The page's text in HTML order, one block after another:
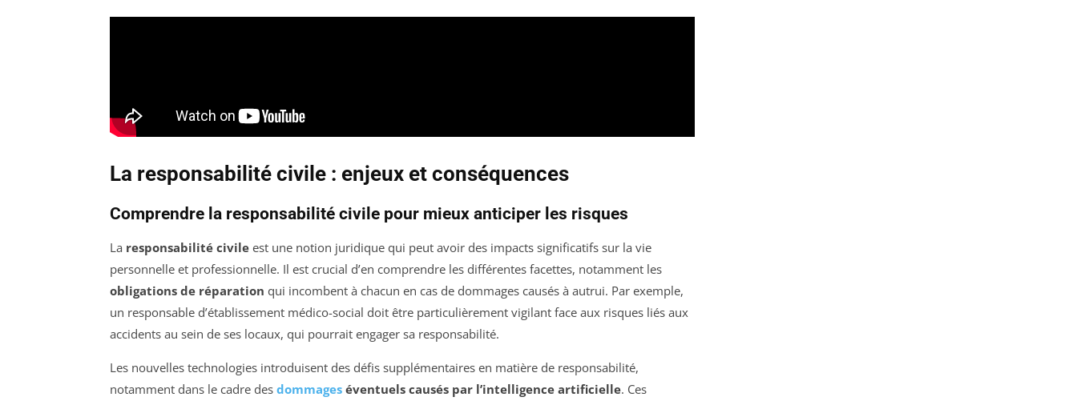
La responsabilité civile : enjeux et conséquences
Comprendre la responsabilité civile pour mieux anticiper les risques
La responsabilité civile est une notion juridique qui peut avoir des impacts significatifs sur la vie
personnelle et professionnelle. Il est crucial d’en comprendre les différentes facettes, notamment les
obligations de réparation qui incombent à chacun en cas de dommages causés à autrui. Par exemple,
un responsable d’établissement médico-social doit être particulièrement vigilant face aux risques liés aux
accidents au sein de ses locaux, qui pourrait engager sa responsabilité.
Les nouvelles technologies introduisent des défis supplémentaires en matière de responsabilité,
notamment dans le cadre des dommages éventuels causés par l’intelligence artificielle. Ces